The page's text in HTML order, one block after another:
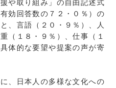
や取り組み」の自由記述式
効回答数の７２・０％）の
、言語（２０・９％）、人
（１８・９％）、仕事（１
体的な要望や提案の声が寄
、日本人の多様な文化への